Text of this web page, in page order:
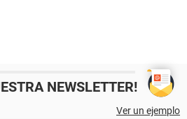
NEWSLETTER!
Ver un ejemplo